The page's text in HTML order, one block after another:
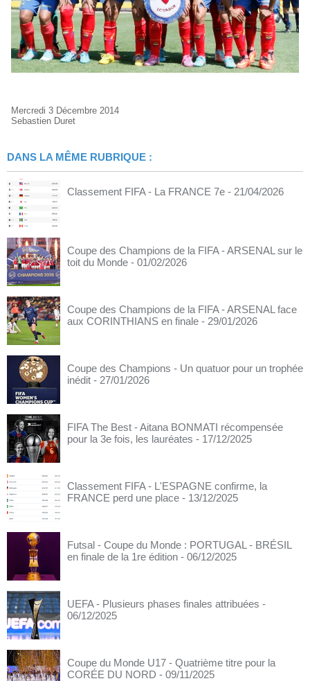
Mercredi 3 Décembre 2014
Sebastien Duret
DANS LA MÊME RUBRIQUE :
Classement FIFA - La FRANCE 7e - 21/04/2026
Coupe des Champions de la FIFA - ARSENAL sur le
toit du Monde - 01/02/2026
Coupe des Champions de la FIFA - ARSENAL face
aux CORINTHIANS en finale - 29/01/2026
Coupe des Champions - Un quatuor pour un trophée
inédit - 27/01/2026
FIFA The Best - Aitana BONMATI récompensée
pour la 3e fois, les lauréates - 17/12/2025
Classement FIFA - L'ESPAGNE confirme, la
FRANCE perd une place - 13/12/2025
Futsal - Coupe du Monde : PORTUGAL - BRÉSIL
en finale de la 1re édition - 06/12/2025
UEFA - Plusieurs phases finales attribuées -
06/12/2025
Coupe du Monde U17 - Quatrième titre pour la
CORÉE DU NORD - 09/11/2025